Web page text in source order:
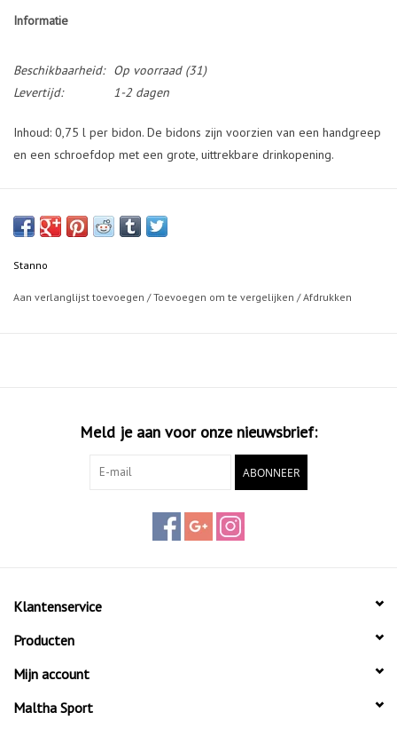
Informatie
Beschikbaarheid: Op voorraad(31)
Levertijd:
1-2 dagen
Inhoud: 0,75 l per bidon. De bidons zijn voorzien van een handgreep
en een schroefdop met een grote, uittrekbare drinkopening.
Stanno
Aan verlanglijst toevoegen /Toevoegen om te vergelijken /Afdrukken
Meld je aan voor onze nieuwsbrief:
ABONNEER
Klantenservice
Producten
Mijn account
Maltha Sport